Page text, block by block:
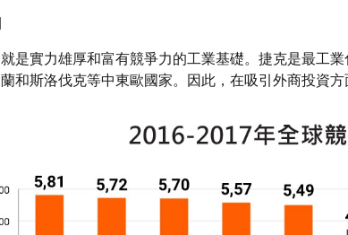
是實力雄厚和富有競爭力的工業基礎。捷克是最工
和斯洛伐克等中東歐國家。因此，在吸引外商投資方